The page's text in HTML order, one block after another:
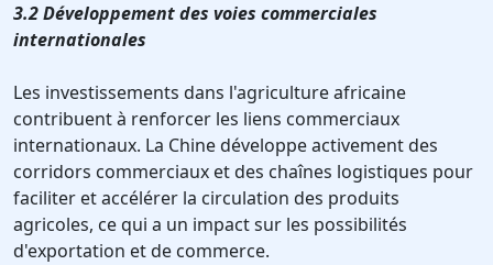
3.2 Développement des voies commerciales
internationales
Les investissements dans l'agriculture africaine
contribuent à renforcer les liens commerciaux
internationaux. La Chine développe activement des
corridors commerciaux et des chaînes logistiques pour
faciliter et accélérer la circulation des produits
agricoles, ce qui a un impact sur les possibilités
d'exportation et de commerce.